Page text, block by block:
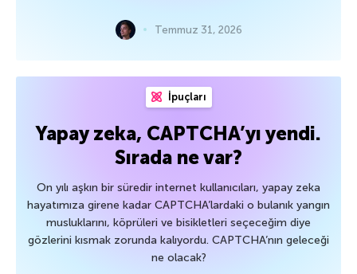
Temmuz 31, 2026
İpuçları
Yapay zeka, CAPTCHA’yı yendi.
Sırada ne var?
On yılı aşkın bir süredir internet kullanıcıları, yapay zeka
hayatımıza girene kadar CAPTCHA’lardaki o bulanık yangın
musluklarını, köprüleri ve bisikletleri seçeceğim diye
gözlerini kısmak zorunda kalıyordu. CAPTCHA’nın geleceği
ne olacak?